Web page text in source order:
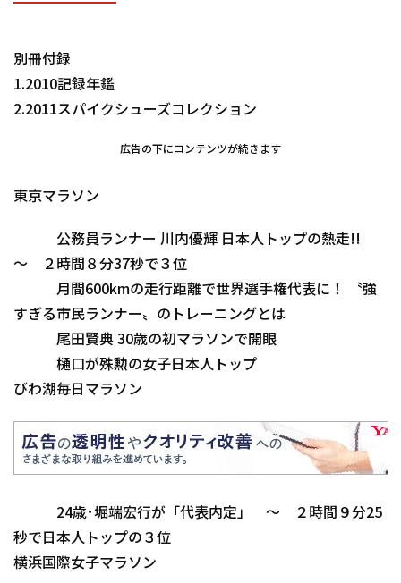
別冊付録
1.2010記録年鑑
2.2011スパイクシューズコレクション
広告の下にコンテンツが続きます
東京マラソン
公務員ランナー 川内優輝 日本人トップの熱走!!
～ ２時間８分37秒で３位
月間600kmの走行距離で世界選手権代表に！ 〝強
すぎる市民ランナー〟のトレーニングとは
尾田賢典 30歳の初マラソンで開眼
樋口が殊勲の女子日本人トップ
びわ湖毎日マラソン
24歳･堀端宏行が「代表内定」 ～ ２時間９分25
秒で日本人トップの３位
横浜国際女子マラソン